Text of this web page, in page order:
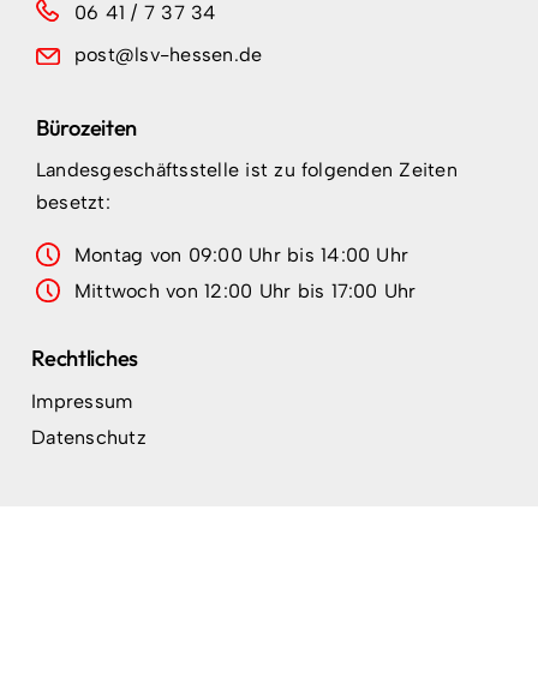
06 41 / 7 37 34
post@lsv-hessen.de
Bürozeiten
Landesgeschäftsstelle ist zu folgenden Zeiten
besetzt:
Montag von 09:00 Uhr bis 14:00 Uhr
Mittwoch von 12:00 Uhr bis 17:00 Uhr
Rechtliches
Impressum
Datenschutz